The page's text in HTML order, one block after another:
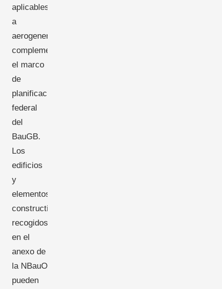
aplicables
a
aerogeneradores,
complementando
el marco
de
planificación
federal
del
BauGB.
Los
edificios
y
elementos
constructivos
recogidos
en el
anexo de
la NBauO
pueden